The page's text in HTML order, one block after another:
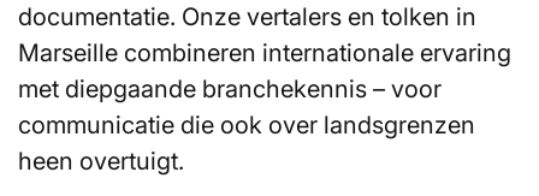
documentatie. Onze vertalers en tolken in
Marseille combineren internationale ervaring
met diepgaande branchekennis – voor
communicatie die ook over landsgrenzen
heen overtuigt.